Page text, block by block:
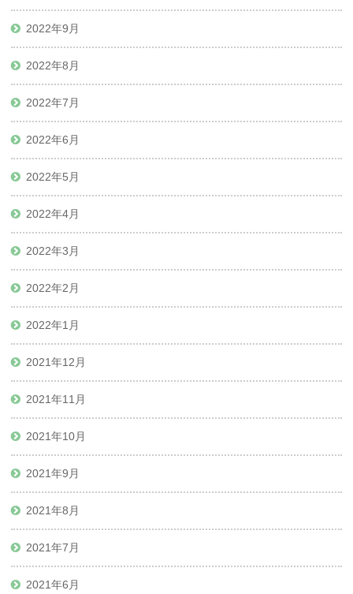
2022年9月
2022年8月
2022年7月
2022年6月
2022年5月
2022年4月
2022年3月
2022年2月
2022年1月
2021年12月
2021年11月
2021年10月
2021年9月
2021年8月
2021年7月
2021年6月